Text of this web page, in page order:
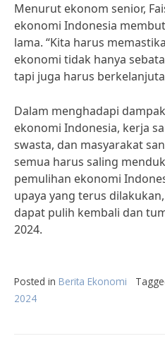
Menurut ekonom senior,
ekonomi Indonesia
lama. “Kita harus
ekonomi tidak hanya
tapi juga harus
Dalam menghadapi
ekonomi Indonesia, kerja
swasta, dan masyarakat
semua harus saling
pemulihan ekonomi
upaya yang terus
dapat pulih kembali dan
2024.
Posted in Berita Ekonomi
2024